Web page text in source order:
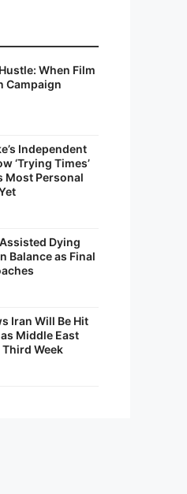
When Film
Campaign
Independent
‘Trying Times’
Most Personal
Dying
Balance as Final
Iran Will Be Hit
as Middle East
Week